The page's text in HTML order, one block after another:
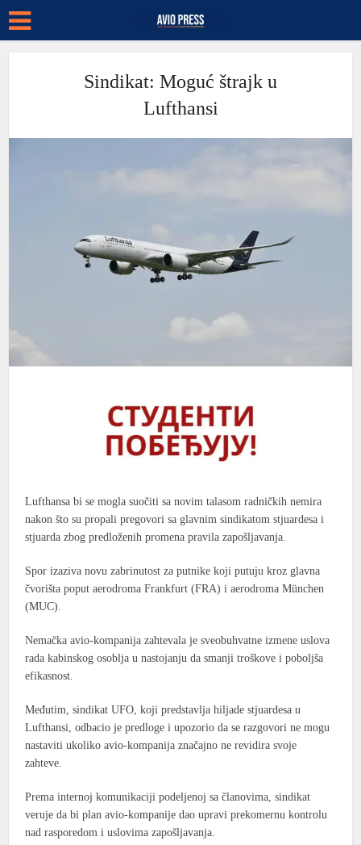
Sindikat: Moguć štrajk u
Lufthansi
Lufthansabi se mogla suočiti sa novim talasom radničkih nemira
nakon što su propali pregovori sa glavnim sindikatom stjuardesa i
stjuarda zbog predloženih promena pravila zapošljavanja.
Spor izaziva novu zabrinutost za putnike koji putuju kroz glavna
čvorišta poputaerodroma Frankfurt (FRA) iaerodroma München
(MUC).
Nemačka avio-kompanija zahtevala je sveobuhvatne izmene uslova
rada kabinskog osoblja u nastojanju da smanji troškove i poboljša
efikasnost.
Međutim, sindikat UFO, koji predstavlja hiljade stjuardesa u
Lufthansi, odbacio je predloge i upozorio da se razgovori ne mogu
nastaviti ukoliko avio-kompanija značajno ne revidira svoje
zahteve.
Prema internoj komunikaciji podeljenoj sa članovima, sindikat
veruje da bi plan avio-kompanije dao upravi prekomernu kontrolu
nad rasporedom i uslovima zapošljavanja.